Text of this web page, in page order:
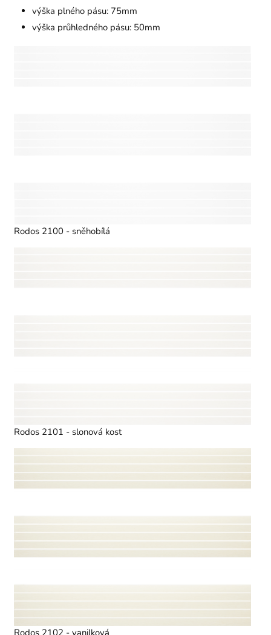
výška plného pásu: 75mm
výška průhledného pásu: 50mm
Rodos 2100 - sněhobílá
Rodos 2101 - slonová kost